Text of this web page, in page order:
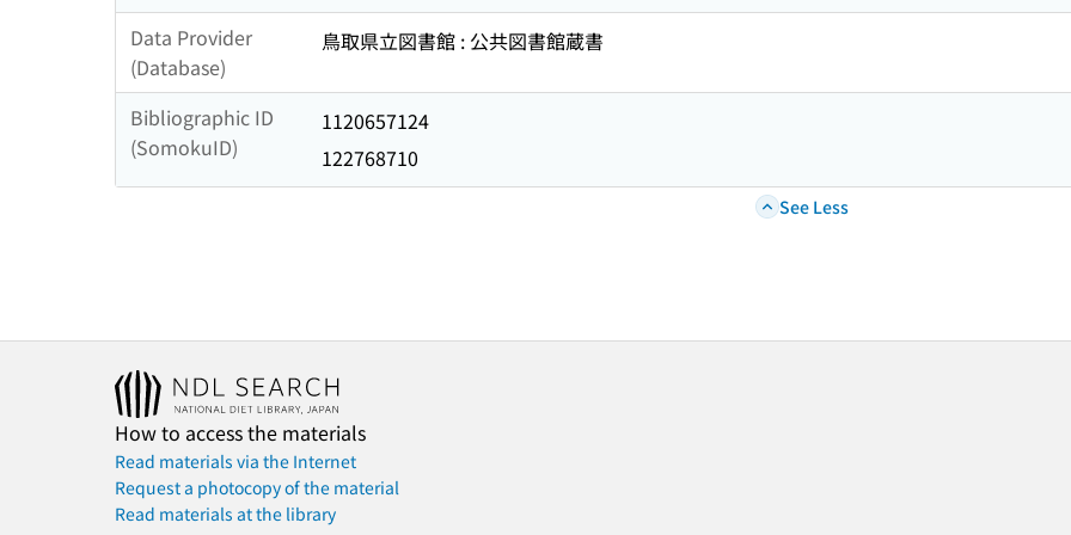
Data Provider
(Database)
鳥取県立図書館 : 公共図書館蔵書
Bibliographic ID
(SomokuID)
1120657124
122768710
See Less
How to access the materials
Read materials via the Internet
Request a photocopy of the material
Read materials at the library